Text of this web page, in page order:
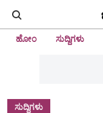
ಹೋಂ ಸುದ್ದಿಗಳು
ಸುದ್ದಿಗಳು